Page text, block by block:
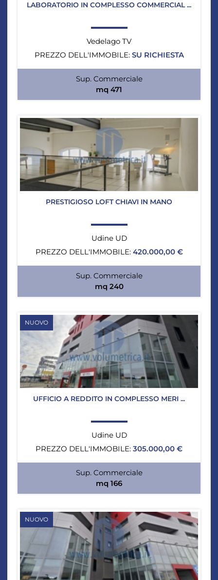
LABORATORIO IN COMPLESSO COMMERCIAL ...
Vedelago TV
PREZZO DELL'IMMOBILE: SU RICHIESTA
Sup. Commerciale
mq 471
PRESTIGIOSO LOFT CHIAVI IN MANO
Udine UD
PREZZO DELL'IMMOBILE: 420.000,00 €
Sup. Commerciale
mq 240
NUOVO
UFFICIO A REDDITO IN COMPLESSO MERI ...
Udine UD
PREZZO DELL'IMMOBILE: 305.000,00 €
Sup. Commerciale
mq 166
NUOVO